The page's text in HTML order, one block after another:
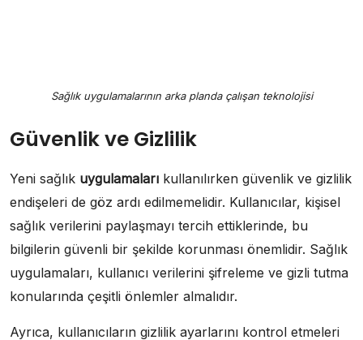
Sağlık uygulamalarının arka planda çalışan teknolojisi
Güvenlik ve Gizlilik
Yeni sağlık uygulamaları kullanılırken güvenlik ve gizlilik
endişeleri de göz ardı edilmemelidir. Kullanıcılar, kişisel
sağlık verilerini paylaşmayı tercih ettiklerinde, bu
bilgilerin güvenli bir şekilde korunması önemlidir. Sağlık
uygulamaları, kullanıcı verilerini şifreleme ve gizli tutma
konularında çeşitli önlemler almalıdır.
Ayrıca, kullanıcıların gizlilik ayarlarını kontrol etmeleri